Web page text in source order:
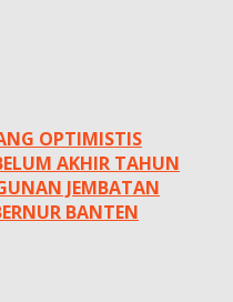
OPTIMISTIS
AKHIR TAHUN
JEMBATAN
BANTEN